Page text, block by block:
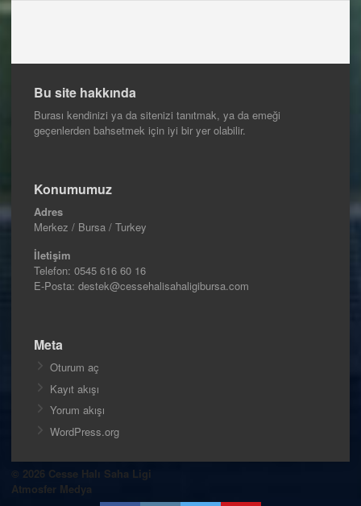
Bu site hakkında
Burası kendinizi ya da sitenizi tanıtmak, ya da emeği
geçenlerden bahsetmek için iyi bir yer olabilir.
Konumumuz
Adres
Merkez / Bursa / Turkey
İletişim
Telefon: 0545 616 60 16
E-Posta: destek@cessehalisahaligibursa.com
Meta
Oturum aç
Kayıt akışı
Yorum akışı
WordPress.org
© 2026 Cesse Halı Saha Ligi
Atmosfer Medya